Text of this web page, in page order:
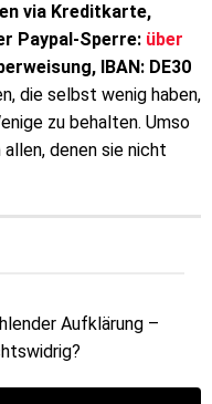
via Kreditkarte,
Paypal-Sperre: über
IBAN: DE30
die selbst wenig haben,
zu behalten. Umso
denen sie nicht
Aufklärung –